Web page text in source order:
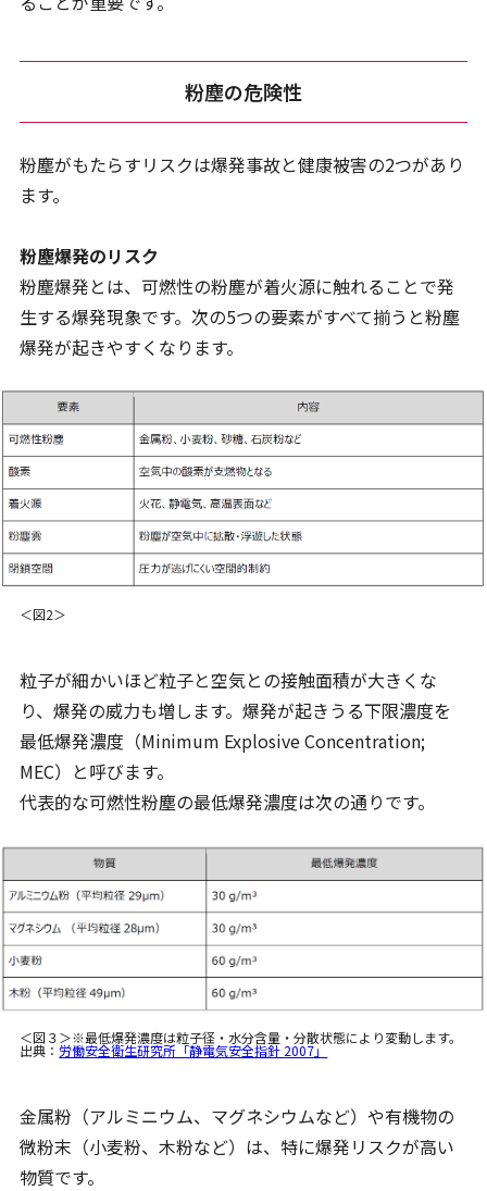
粉塵の危険性
粉塵がもたらすリスクは爆発事故と健康被害の2つがあり
ます。
粉塵爆発のリスク
粉塵爆発とは、可燃性の粉塵が着火源に触れることで発
生する爆発現象です。次の5つの要素がすべて揃うと粉塵
爆発が起きやすくなります。
＜図2＞
粒子が細かいほど粒子と空気との接触面積が大きくな
り、爆発の威力も増します。爆発が起きうる下限濃度を
最低爆発濃度（Minimum Explosive Concentration;
MEC）と呼びます。
代表的な可燃性粉塵の最低爆発濃度は次の通りです。
＜図３＞※最低爆発濃度は粒子径・水分含量・分散状態により変動します。
出典： 労働安全衛生研究所「静電気安全指針 2007」
金属粉（アルミニウム、マグネシウムなど）や有機物の
微粉末（小麦粉、木粉など）は、特に爆発リスクが高い
物質です。